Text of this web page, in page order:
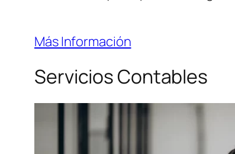
Más Información
Servicios Contables